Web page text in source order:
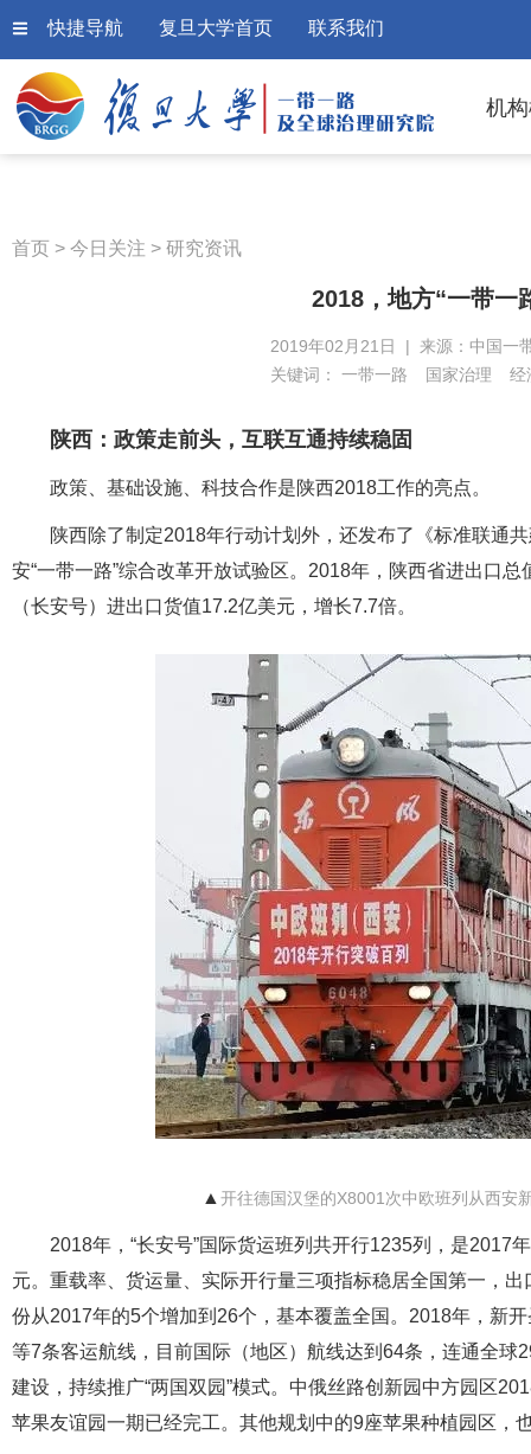
快捷导航 复旦大学首页 联系我们
机
首页 > 今日关注 > 研究资讯
2018，地方“一带一
2019年02月21日 | 来源：中国一
关键词： 一带一路 国家治理 经
陕西：政策走前头，互联互通持续稳固
政策、基础设施、科技合作是陕西2018工作的亮点。
陕西除了制定2018年行动计划外，还发布了《标准联通
安“一带一路”综合改革开放试验区。2018年，陕西省进出口
（长安号）进出口货值17.2亿美元，增长7.7倍。
▲ 开往德国汉堡的X8001次中欧班列从西安
2018年，“长安号”国际货运班列共开行1235列，是2017
元。重载率、货运量、实际开行量三项指标稳居全国第一，
份从2017年的5个增加到26个，基本覆盖全国。2018年，新
等7条客运航线，目前国际（地区）航线达到64条，连通全
建设，持续推广“两国双园”模式。中俄丝路创新园中方园区
苹果友谊园一期已经完工。其他规划中的9座苹果种植园区，